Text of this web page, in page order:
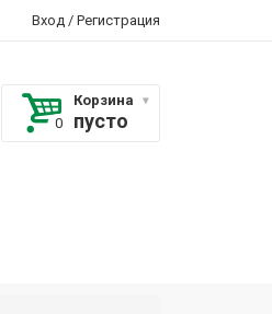
Вход / Регистрация
Корзина
пусто